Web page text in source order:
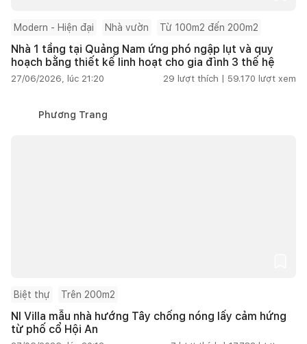
Modern - Hiện đại Nhà vườn Từ 100m2 đến 200m2
Nhà 1 tầng tại Quảng Nam ứng phó ngập lụt và quy
hoạch bằng thiết kế linh hoạt cho gia đình 3 thế hệ
27/06/2026, lúc 21:20 29 lượt thích | 59.170 lượt xem
Phương Trang
Biệt thự Trên 200m2
NI Villa mẫu nhà hướng Tây chống nóng lấy cảm hứng
từ phố cổ Hội An